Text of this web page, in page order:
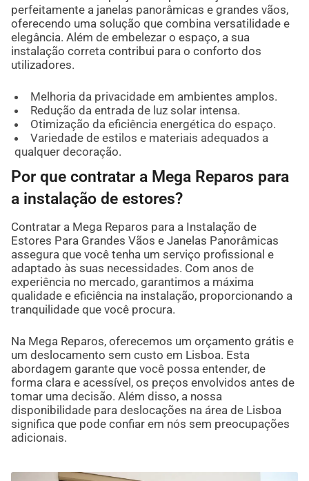
perfeitamente a janelas panorâmicas e grandes vãos,
oferecendo uma solução que combina versatilidade e
elegância. Além de embelezar o espaço, a sua
instalação correta contribui para o conforto dos
utilizadores.
Melhoria da privacidade em ambientes amplos.
Redução da entrada de luz solar intensa.
Otimização da eficiência energética do espaço.
Variedade de estilos e materiais adequados a
qualquer decoração.
Por que contratar a Mega Reparos para
a instalação de estores?
Contratar a Mega Reparos para a Instalação de
Estores Para Grandes Vãos e Janelas Panorâmicas
assegura que você tenha um serviço profissional e
adaptado às suas necessidades. Com anos de
experiência no mercado, garantimos a máxima
qualidade e eficiência na instalação, proporcionando a
tranquilidade que você procura.
Na Mega Reparos, oferecemos um orçamento grátis e
um deslocamento sem custo em Lisboa. Esta
abordagem garante que você possa entender, de
forma clara e acessível, os preços envolvidos antes de
tomar uma decisão. Além disso, a nossa
disponibilidade para deslocações na área de Lisboa
significa que pode confiar em nós sem preocupações
adicionais.